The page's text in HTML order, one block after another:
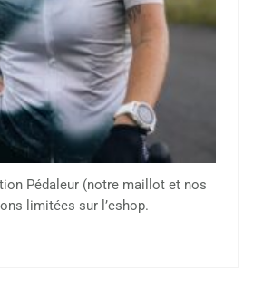
Pédaleur (notre maillot et nos
limitées sur l’eshop.